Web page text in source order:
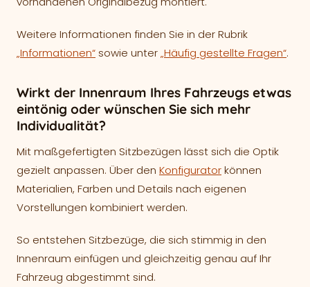
Weitere Informationen finden Sie in der Rubrik
„Informationen“ sowie unter„Häufig gestellte Fragen“.
Wirkt der Innenraum Ihres Fahrzeugs etwas
eintönig oder wünschen Sie sich mehr
Individualität?
Mit maßgefertigten Sitzbezügen lässt sich die Optik
gezielt anpassen. Über den Konfiguratorkönnen
Materialien, Farben und Details nach eigenen
Vorstellungen kombiniert werden.
So entstehen Sitzbezüge, die sich stimmig in den
Innenraum einfügen und gleichzeitig genau auf Ihr
Fahrzeug abgestimmt sind.